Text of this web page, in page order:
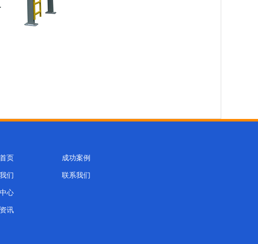
页
们
心
讯
成功案例
联系我们